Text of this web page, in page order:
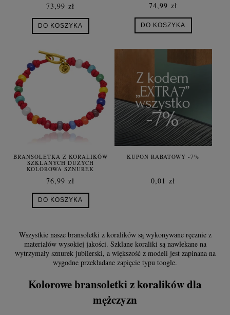
73,99 zł
DO KOSZYKA
74,99 zł
DO KOSZYKA
BRANSOLETKA Z KORALIKÓW
SZKLANYCH DUŻYCH
KOLOROWA SZNUREK
76,99 zł
DO KOSZYKA
KUPON RABATOWY -7%
0,01 zł
Wszystkie nasze bransoletki z koralików są wykonywane ręcznie z
materiałów wysokiej jakości. Szklane koraliki są nawlekane na
wytrzymały sznurek jubilerski, a większość z modeli jest zapinana na
wygodne przekładane zapięcie typu toogle.
Kolorowe bransoletki z koralików dla
mężczyzn